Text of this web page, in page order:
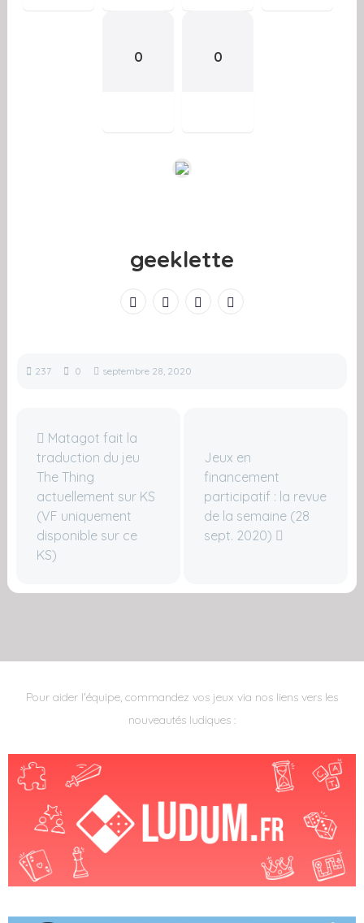
0 0
geeklette
237 0 septembre 28, 2020
Matagot fait la
traduction du jeu
The Thing
actuellement sur KS
(VF uniquement
disponible sur ce
KS)
Jeux en
financement
participatif : la revue
de la semaine (28
sept. 2020)
Pour aider l'équipe, commandez vos jeux via nos liens vers les
nouveautés ludiques :